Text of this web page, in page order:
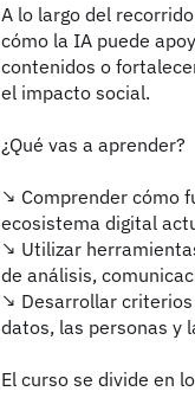
A lo largo del
cómo la IA puede
contenidos o
el impacto social.
¿Qué vas a aprender?
↘️ Comprender cómo
ecosistema digital
↘️ Utilizar
de análisis,
↘️ Desarrollar
datos, las personas y
El curso se divide en